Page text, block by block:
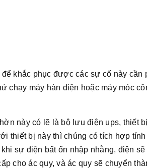
khắc phục được các sự cố này cần
chạy máy hàn điện hoặc máy móc
này có lẽ là bộ lưu điện ups, thiết
thiết bị này thì chúng có tích hợp
sự điện bất ổn nhập nhằng, điện
cho ác quy, và ác quy sẽ chuyển